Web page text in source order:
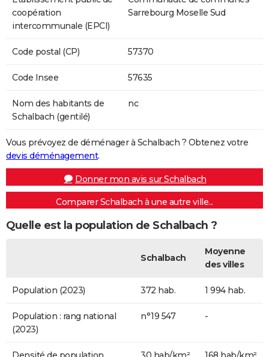
coopération
intercommunale (EPCI)
Sarrebourg Moselle Sud
Code postal (CP) 57370
Code Insee 57635
Nom des habitants de
Schalbach (gentilé)
nc
Vous prévoyez de déménager à Schalbach ? Obtenez votre
devis déménagement.
Donner mon avis sur Schalbach
Comparer Schalbach à une autre ville...
Quelle est la population de Schalbach ?
Schalbach
Moyenne
des villes
Population (2023) 372 hab. 1 994 hab.
Population : rang national
(2023)
n°19 547 -